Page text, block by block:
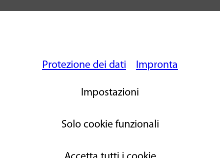
Protezione dei dati Impronta
Impostazioni
Solo cookie funzionali